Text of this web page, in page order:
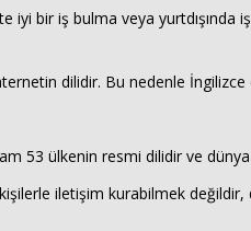
bir iş bulma veya yurtdışında
dilidir. Bu nedenle
53 ülkenin resmi dilidir ve
iletişim kurabilmek